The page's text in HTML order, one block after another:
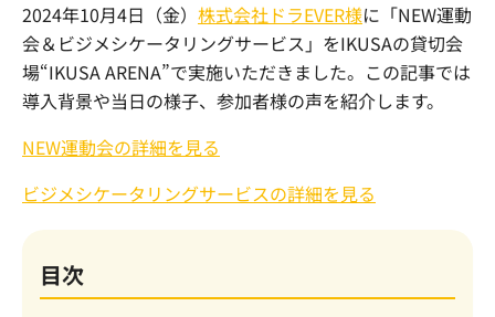
2024年10月4日（金） 株式会社ドラEVER様に「NEW運動
会＆ビジメシケータリングサービス」をIKUSAの貸切会
場“IKUSA ARENA”で実施いただきました。この記事では
導入背景や当日の様子、参加者様の声を紹介します。
NEW運動会の詳細を見る
ビジメシケータリングサービスの詳細を見る
目次